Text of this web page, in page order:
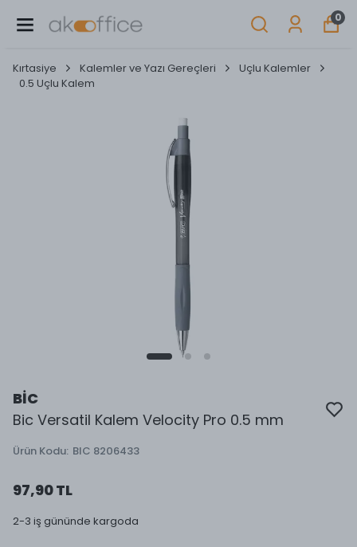
0
Kırtasiye Kalemler ve Yazı Gereçleri
Uçlu Kalemler
0.5 Uçlu Kalem
BİC
Bic Versatil Kalem Velocity Pro 0.5 mm
Ürün Kodu: BIC 8206433
97,90 TL
2-3 iş gününde kargoda